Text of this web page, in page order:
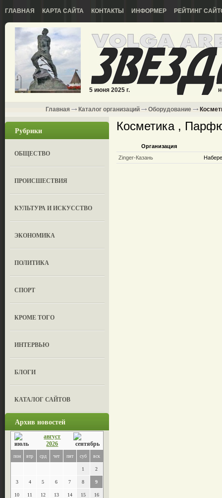
ГЛАВНАЯ КАРТА САЙТА КОНТАКТЫ ИНФОРМЕР РЕЙТИНГ
5 июня 2025 г.
Главная Каталог организаций Оборудование
Рубрики
ОБЩЕСТВО
ПРОИСШЕСТВИЯ
КУЛЬТУРА И ИСКУССТВО
ЭКОНОМИКА
ПОЛИТИКА
СПОРТ
КРОМЕ ТОГО
ИНТЕРВЬЮ
БЛОГИ
КАТАЛОГ САЙТОВ
Архив новостей
август
2026
пон втр срд чет пят суб вск
1 2
3 4 5 6 7 8 9
10 11 12 13 14 15 16
Косметика ,
Организация
Zinger-Казань